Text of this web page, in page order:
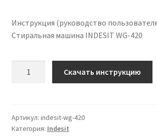
Инструкция (руководство
Стиральная машина INDESIT WG-420
INDESIT
WG-
Скачать инструкцию
Артикул: indesit-wg-420
Категория: Indesit